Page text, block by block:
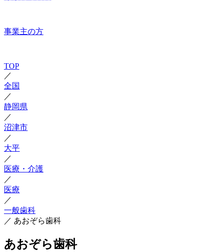
事業主の方
TOP
／
全国
／
静岡県
／
沼津市
／
大平
／
医療・介護
／
医療
／
一般歯科
／ あおぞら歯科
あおぞら歯科